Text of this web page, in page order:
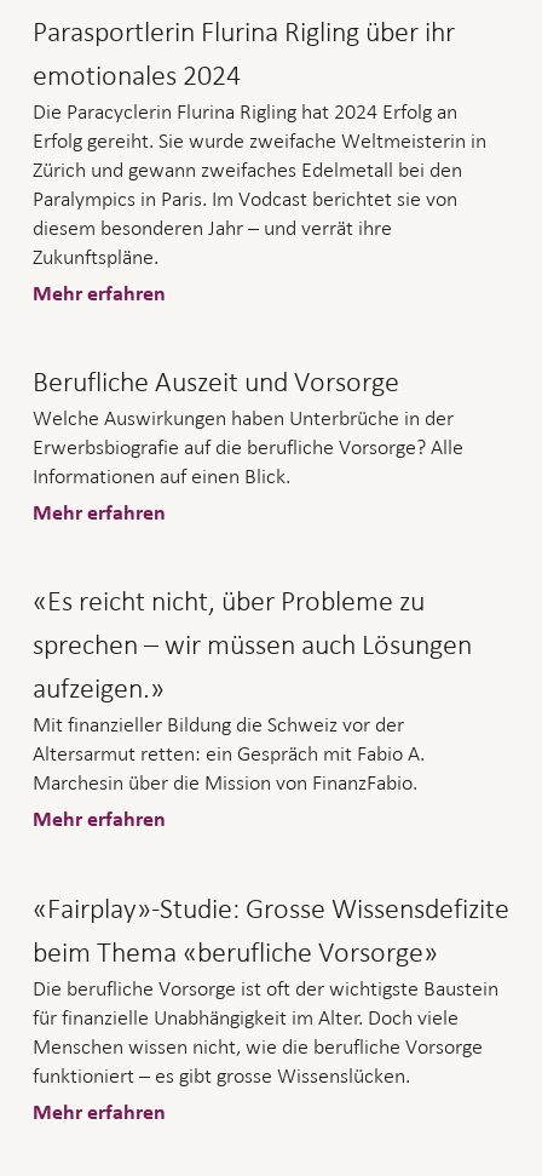
Parasportlerin Flurina Rigling über ihr
emotionales 2024
Die Paracyclerin Flurina Rigling hat 2024 Erfolg an
Erfolg gereiht. Sie wurde zweifache Weltmeisterin in
Zürich und gewann zweifaches Edelmetall bei den
Paralympics in Paris. Im Vodcast berichtet sie von
diesem besonderen Jahr – und verrät ihre
Zukunftspläne.
Mehr erfahren
Berufliche Auszeit und Vorsorge
Welche Auswirkungen haben Unterbrüche in der
Erwerbsbiografie auf die berufliche Vorsorge? Alle
Informationen auf einen Blick.
Mehr erfahren
«Es reicht nicht, über Probleme zu
sprechen – wir müssen auch Lösungen
aufzeigen.»
Mit finanzieller Bildung die Schweiz vor der
Altersarmut retten: ein Gespräch mit Fabio A.
Marchesin über die Mission von FinanzFabio.
Mehr erfahren
«Fairplay»-Studie: Grosse Wissensdefizite
beim Thema «berufliche Vorsorge»
Die berufliche Vorsorge ist oft der wichtigste Baustein
für finanzielle Unabhängigkeit im Alter. Doch viele
Menschen wissen nicht, wie die berufliche Vorsorge
funktioniert – es gibt grosse Wissenslücken.
Mehr erfahren